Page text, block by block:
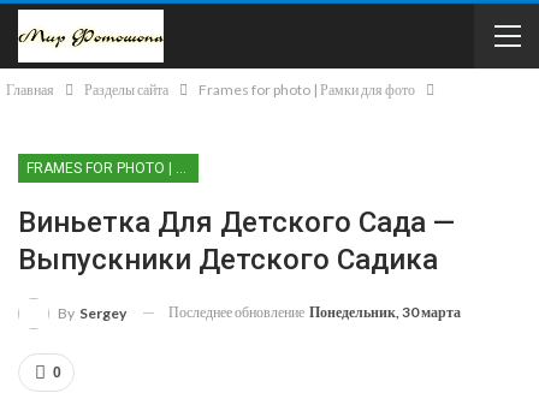
Главная Разделы сайта Frames for photo | Рамки для фото
Виньетка Для Детского Сада —
Выпускники Детского Садика
By Sergey Последнее обновление Понедельник, 30 марта
0